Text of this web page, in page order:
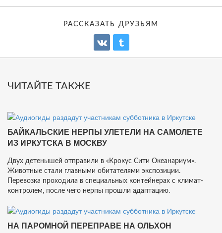
РАССКАЗАТЬ ДРУЗЬЯМ
ЧИТАЙТЕ ТАКЖЕ
БАЙКАЛЬСКИЕ НЕРПЫ УЛЕТЕЛИ НА САМОЛЕТЕ
ИЗ ИРКУТСКА В МОСКВУ
Двух детенышей отправили в «Крокус Сити Океанариум».
Животные стали главными обитателями экспозиции.
Перевозка проходила в специальных контейнерах с климат-
контролем, после чего нерпы прошли адаптацию.
НА ПАРОМНОЙ ПЕРЕПРАВЕ НА ОЛЬХОН